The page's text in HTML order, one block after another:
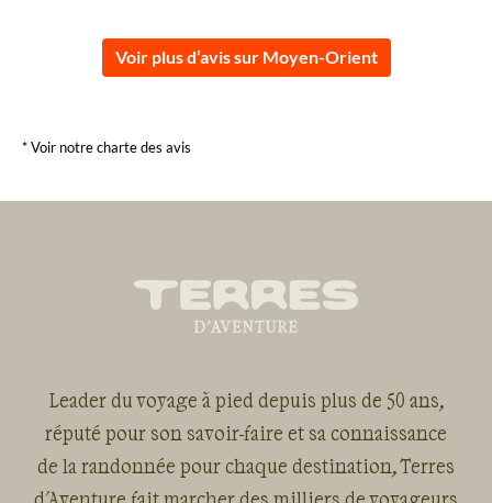
Voir plus d’avis sur Moyen-Orient
* Voir notre charte des avis
Leader du voyage à pied depuis plus de 50 ans,
réputé pour son savoir-faire et sa connaissance
de la randonnée pour chaque destination, Terres